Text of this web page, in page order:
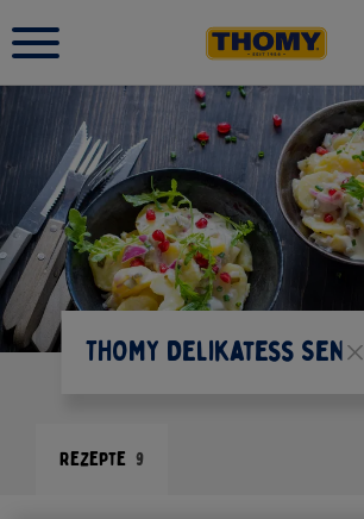
Rezepte 9